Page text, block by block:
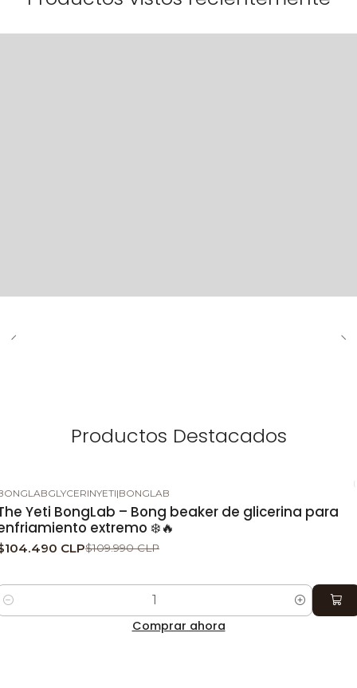
Productos Destacados
-5%DESCUENTO
|BONGLAB
Yeti BongLab – Bong beaker de glicerina para
extremo ❄️🔥
CLP$109.990 CLP
Comprar ahora